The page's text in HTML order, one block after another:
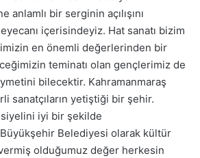
anlamlı bir serginin açılışını
içerisindeyiz. Hat sanatı bizim
en önemli değerlerinden bir
teminatı olan gençlerimiz de
bilecektir. Kahramanmaraş
sanatçıların yetiştiği bir şehir.
iyi bir şekilde
Belediyesi olarak kültür
olduğumuz değer herkesin